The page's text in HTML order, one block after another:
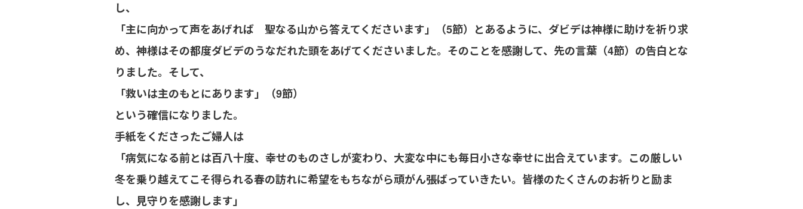
し、
「主に向かって声をあげれば 聖なる山から答えてくださいます」（5節）とあるように、ダビデは神様に助けを祈り求
め、神様はその都度ダビデのうなだれた頭をあげてくださいました。そのことを感謝して、先の言葉（4節）の告白とな
りました。そして、
「救いは主のもとにあります」（9節）
という確信になりました。
手紙をくださったご婦人は
「病気になる前とは百八十度、幸せのものさしが変わり、大変な中にも毎日小さな幸せに出合えています。この厳しい
冬を乗り越えてこそ得られる春の訪れに希望をもちながら頑がん張ばっていきたい。皆様のたくさんのお祈りと励ま
し、見守りを感謝します」